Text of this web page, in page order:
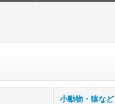
小動物・猿など